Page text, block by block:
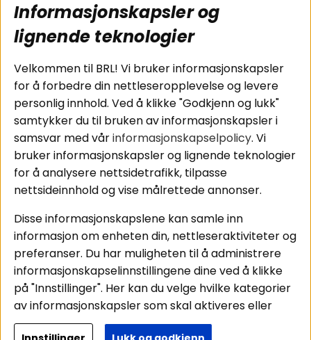
Koblingsguide for
subwoofers
Tilkobling av
bilforsterker
Koblingsguide for
midbasser
Butikker
Våre ambassadører
- Team BRL
Cookies
Kjøpsvilkår
Personvernpolicy
Service / Garanti /
Retur
Billyd
Lyd til hjemmet
Pakkeløsninger
Hva passer i bilen
Instagram
Facebook
Youtube
Tiktok
Informasjonskapsler og
lignende teknologier
Velkommen til BRL! Vi bruker informasjonskapsler
for å forbedre din nettleseropplevelse og levere
personlig innhold. Ved å klikke "Godkjenn og lukk"
samtykker du til bruken av informasjonskapsler i
samsvar med vårinformasjonskapselpolicy. Vi
bruker informasjonskapsler og lignende teknologier
for å analysere nettsidetrafikk, tilpasse
nettsideinnhold og vise målrettede annonser.
Disse informasjonskapslene kan samle inn
informasjon om enheten din, nettleseraktiviteter og
preferanser. Du har muligheten til å administrere
informasjonskapselinnstillingene dine ved å klikke
på "Innstillinger". Her kan du velge hvilke kategorier
av informasjonskapsler som skal aktiveres eller
deaktiveres. Vær oppmerksom på at deaktivering